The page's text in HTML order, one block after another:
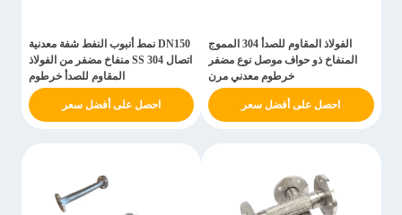
الفولاذ المقاوم للصدأ 304 المموج
المنفاخ ذو حواف موصل نوع مضفر
خرطوم معدني مرن
احصل على أفضل سعر
DN150 نمط أنبوب النفط شفة معدنية
اتصال SS 304 منفاخ مضفر من الفولاذ
المقاوم للصدأ خرطوم
احصل على أفضل سعر